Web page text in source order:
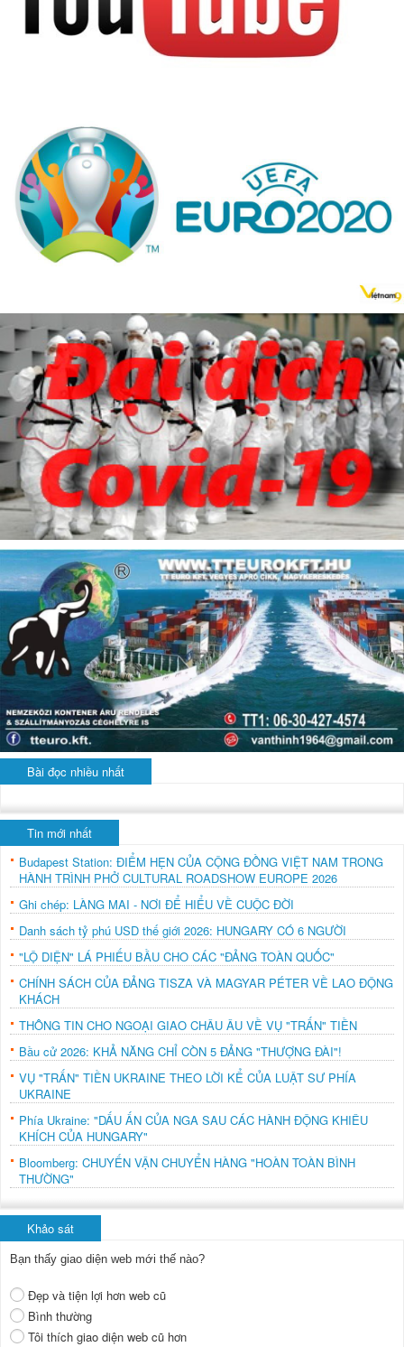
Bài đọc nhiều nhất
Tin mới nhất
Budapest Station: ĐIỂM HẸN CỦA CỘNG ĐỒNG VIỆT NAM TRONG
HÀNH TRÌNH PHỞ CULTURAL ROADSHOW EUROPE 2026
Ghi chép: LÀNG MAI - NƠI ĐỂ HIỂU VỀ CUỘC ĐỜI
Danh sách tỷ phú USD thế giới 2026: HUNGARY CÓ 6 NGƯỜI
"LỘ DIỆN" LÁ PHIẾU BẦU CHO CÁC "ĐẢNG TOÀN QUỐC"
CHÍNH SÁCH CỦA ĐẢNG TISZA VÀ MAGYAR PÉTER VỀ LAO ĐỘNG
KHÁCH
THÔNG TIN CHO NGOẠI GIAO CHÂU ÂU VỀ VỤ "TRẤN" TIỀN
Bầu cử 2026: KHẢ NĂNG CHỈ CÒN 5 ĐẢNG "THƯỢNG ĐÀI"!
VỤ "TRẤN" TIỀN UKRAINE THEO LỜI KỂ CỦA LUẬT SƯ PHÍA
UKRAINE
Phía Ukraine: "DẤU ẤN CỦA NGA SAU CÁC HÀNH ĐỘNG KHIÊU
KHÍCH CỦA HUNGARY"
Bloomberg: CHUYẾN VẬN CHUYỂN HÀNG "HOÀN TOÀN BÌNH
THƯỜNG"
Khảo sát
Bạn thấy giao diện web mới thế nào?
Đẹp và tiện lợi hơn web cũ
Bình thường
Tôi thích giao diện web cũ hơn